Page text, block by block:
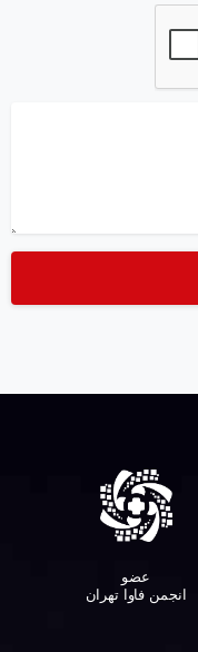
عضو
انجمن فاوا تهران